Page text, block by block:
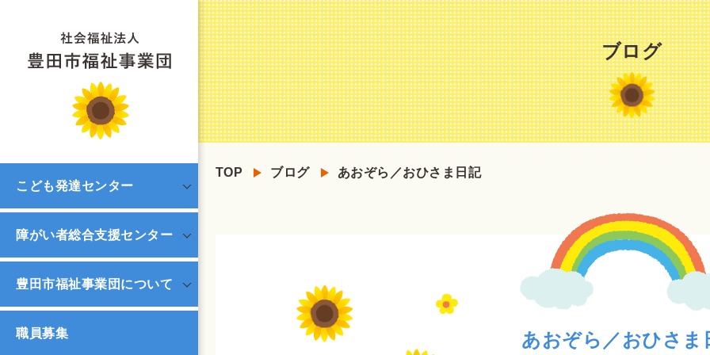
こども発達センター
障がい者総合支援センター
豊田市福祉事業団について
職員募集
ブログ
TOP ブログ あおぞら／おひさま日記
あおぞら／おひさま